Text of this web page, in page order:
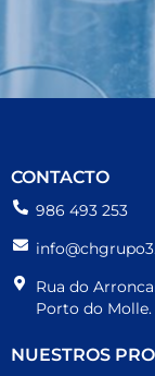
CONTACTO
986 493 253
Rua do
Porto do
NUESTROS